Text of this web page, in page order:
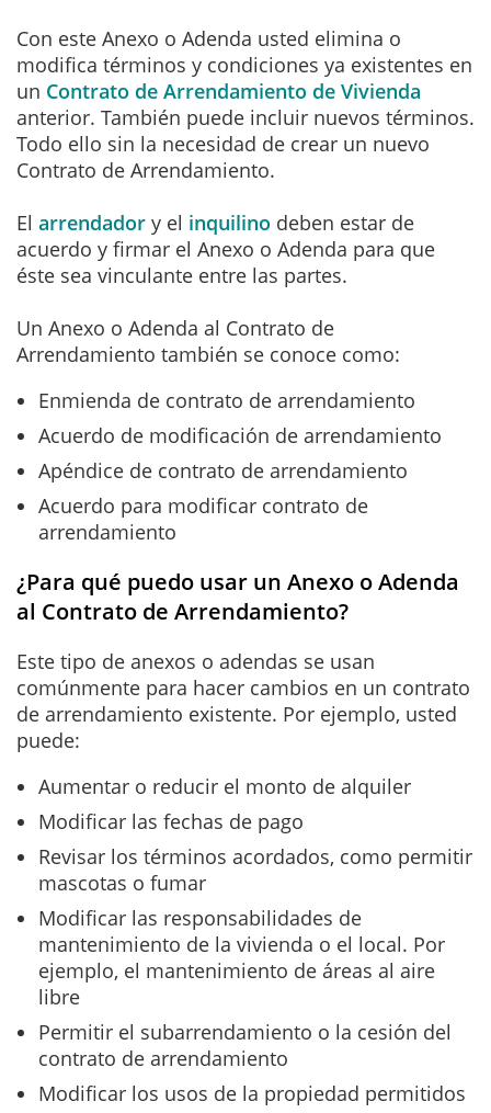
Con este Anexo o Adenda usted elimina o
modifica términos y condiciones ya existentes en
un Contrato de Arrendamiento de Vivienda
anterior. También puede incluir nuevos términos.
Todo ello sin la necesidad de crear un nuevo
Contrato de Arrendamiento.
El arrendador y el inquilino deben estar de
acuerdo y firmar el Anexo o Adenda para que
éste sea vinculante entre las partes.
Un Anexo o Adenda al Contrato de
Arrendamiento también se conoce como:
Enmienda de contrato de arrendamiento
Acuerdo de modificación de arrendamiento
Apéndice de contrato de arrendamiento
Acuerdo para modificar contrato de
arrendamiento
¿Para qué puedo usar un Anexo o Adenda
al Contrato de Arrendamiento?
Este tipo de anexos o adendas se usan
comúnmente para hacer cambios en un contrato
de arrendamiento existente. Por ejemplo, usted
puede:
Aumentar o reducir el monto de alquiler
Modificar las fechas de pago
Revisar los términos acordados, como permitir
mascotas o fumar
Modificar las responsabilidades de
mantenimiento de la vivienda o el local. Por
ejemplo, el mantenimiento de áreas al aire
libre
Permitir el subarrendamiento o la cesión del
contrato de arrendamiento
Modificar los usos de la propiedad permitidos